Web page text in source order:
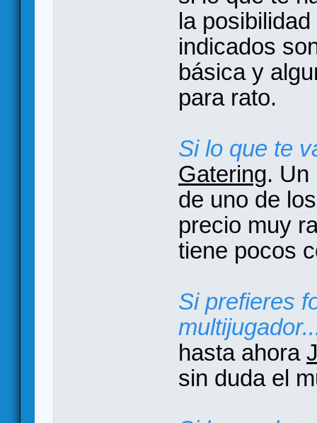
la
indicados
básica y
para rato.
Si lo que te
Gatering. Un
de uno de
precio muy
tiene pocos
Si prefieres
hasta ahora
sin duda el